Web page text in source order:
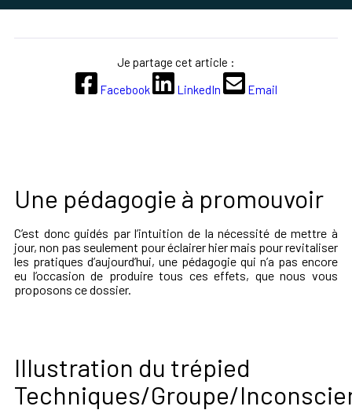
Une pédagogie à promouvoir
C’est donc guidés par l’intuition de la nécessité de mettre à
jour, non pas seulement pour éclairer hier mais pour revitaliser
les pratiques d’aujourd’hui, une pédagogie qui n’a pas encore
eu l’occasion de produire tous ces effets, que nous vous
proposons ce dossier.
Illustration du trépied
Techniques/Groupe/
Je partage cet article :
Facebook
LinkedIn Email